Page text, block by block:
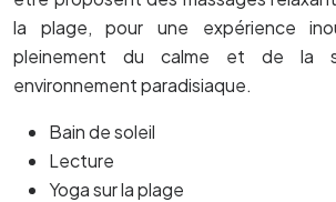
la plage, pour une expérience
pleinement du calme et de la
environnement paradisiaque.
Bain de soleil
Lecture
Yoga sur la plage